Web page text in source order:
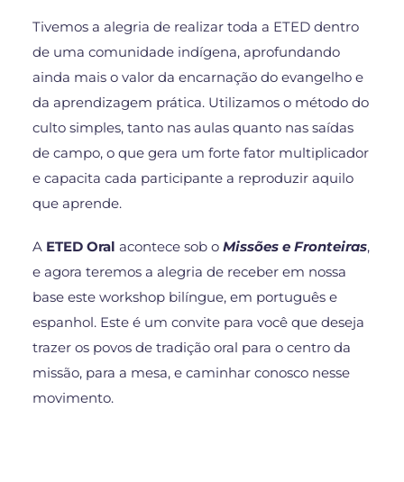
Tivemos a alegria de realizar toda a ETED dentro
de uma comunidade indígena, aprofundando
ainda mais o valor da encarnação do evangelho e
da aprendizagem prática. Utilizamos o método do
culto simples, tanto nas aulas quanto nas saídas
de campo, o que gera um forte fator multiplicador
e capacita cada participante a reproduzir aquilo
que aprende.
A ETED Oral acontece sob o Missões e Fronteiras,
e agora teremos a alegria de receber em nossa
base este workshop bilíngue, em português e
espanhol. Este é um convite para você que deseja
trazer os povos de tradição oral para o centro da
missão, para a mesa, e caminhar conosco nesse
movimento.